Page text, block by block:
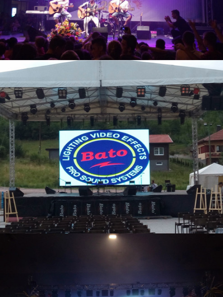
26. Januara 2016. Festivali
26. Januara 2016. Festivali